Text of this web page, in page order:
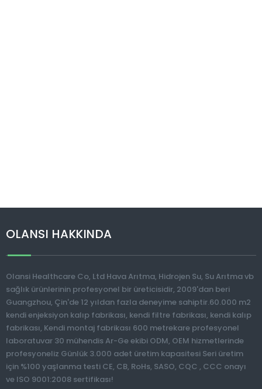
OLANSI HAKKINDA
Olansi Healthcare Co, Ltd Hava Arıtma, Hidrojen Su, Su Arıtma vb
sağlık ürünlerinin profesyonel bir üreticisidir, 2009'dan beri
Guangzhou, Çin'de 12 yıldan fazla deneyime sahiptir.60.000 m2
kendi enjeksiyon kalıp fabrikası, kendi filtre fabrikası, kendi kalıp
fabrikası, Kendi montaj fabrikası 600 metrekare profesyonel
laboratuvar 30 mühendis Ar-Ge ekibi ODM, OEM hizmetlerinde
profesyoneliz Günlük 3.000 adet üretim kapasitesi Seri üretim
için %100 yaşlanma testi CE, CB, RoHs, SASO, CQC , CCC onayı
ve ISO 9001:2008 sertifikası!